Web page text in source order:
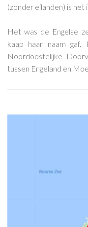
(zonder eilanden) is
Het was de Engelse
kaap haar naam
Noordoostelijke
tussen Engeland en